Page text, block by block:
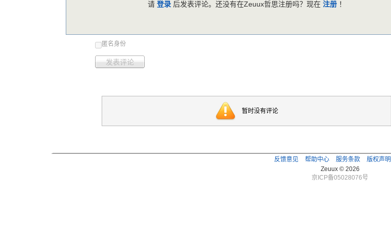
匿名身份
发表评论
请 登录后发表评论。还没有在Zeuux哲思注册吗？现在 注册！
暂时没有评论
反馈意见 帮助中心 服务条款 版权声明
Zeuux © 2026
京ICP备05028076号